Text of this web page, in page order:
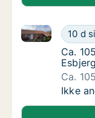
Ca.10 d
Ca. 105 m2
Ca.
Ca.
Ca.
Ca.
Ikke